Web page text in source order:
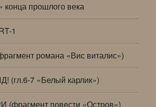
прошлого века
1
романа «Вис виталис»)
7 «Белый карлик»)
повести «Остров»)